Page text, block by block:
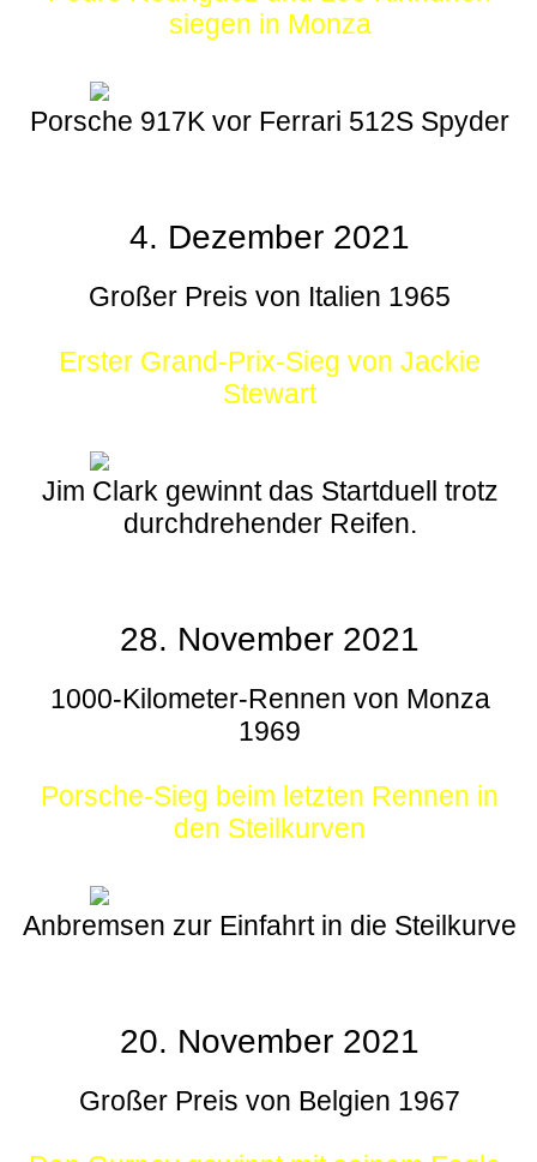
siegen in Monza
Porsche 917K vor Ferrari 512S Spyder
4. Dezember 2021
Großer Preis von Italien 1965
Erster Grand-Prix-Sieg von Jackie
Stewart
Jim Clark gewinnt das Startduell trotz
durchdrehender Reifen.
28. November 2021
1000-Kilometer-Rennen von Monza
1969
Porsche-Sieg beim letzten Rennen in
den Steilkurven
Anbremsen zur Einfahrt in die Steilkurve
20. November 2021
Großer Preis von Belgien 1967